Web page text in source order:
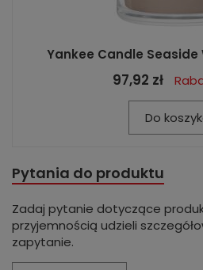
Yankee Candle Seaside
97,92 zł
Do
Pytania do produktu
Zadaj pytanie dotyczące
przyjemnością udzieli
zapytanie.